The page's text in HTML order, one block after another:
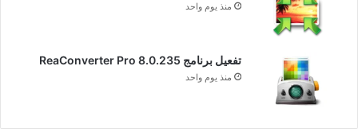
منذ يوم واحد
تفعيل برنامج ReaConverter Pro 8.0.235
منذ يوم واحد